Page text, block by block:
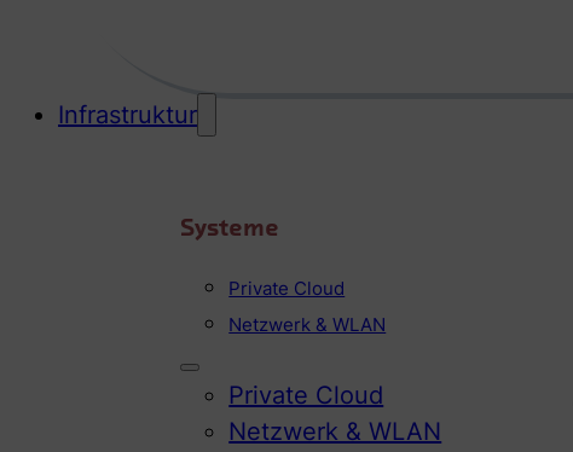
Infrastruktur
Systeme
Private Cloud
Netzwerk & WLAN
Private Cloud
Netzwerk & WLAN